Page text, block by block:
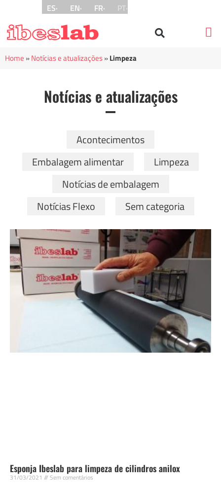
ES· EN· FR· PT·
Home »Notícias e atualizações»Limpeza
Notícias e atualizações
Acontecimentos
Embalagem alimentar
Limpeza
Notícias de embalagem
Notícias Flexo
Sem categoria
Esponja Ibeslab para limpeza de cilindros anilox
31/03/2021 Sem comentários